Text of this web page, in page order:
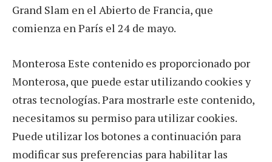
Grand Slam en el Abierto de Francia, que
comienza en París el 24 de mayo.
Monterosa Este contenido es proporcionado por
Monterosa, que puede estar utilizando cookies y
otras tecnologías. Para mostrarle este contenido,
necesitamos su permiso para utilizar cookies.
Puede utilizar los botones a continuación para
modificar sus preferencias para habilitar las